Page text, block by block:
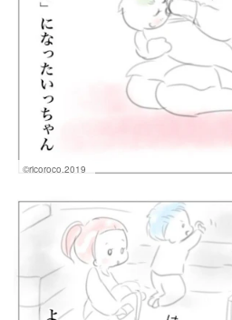
©ricoroco.2019